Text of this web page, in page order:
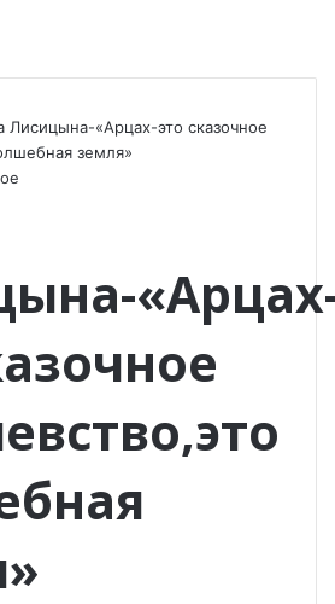
Лисицына-«Арцах-это сказочное
земля»